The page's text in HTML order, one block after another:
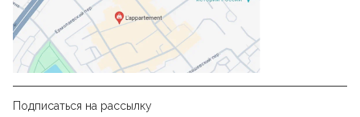
Подписаться на рассылку